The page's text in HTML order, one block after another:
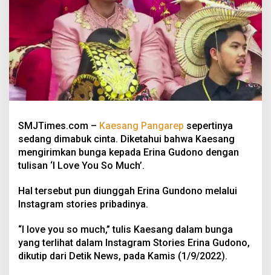
SMJTimes.com – Kaesang Pangarep sepertinya
sedang dimabuk cinta. Diketahui bahwa Kaesang
mengirimkan bunga kepada Erina Gudono dengan
tulisan ‘I Love You So Much’.
Hal tersebut pun diunggah Erina Gundono melalui
Instagram stories pribadinya.
“I love you so much,” tulis Kaesang dalam bunga
yang terlihat dalam Instagram Stories Erina Gudono,
dikutip dari Detik News, pada Kamis (1/9/2022).